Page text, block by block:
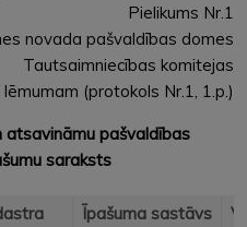
Pielikums Nr.1
novada pašvaldības domes
Tautsaimniecības komitejas
(protokols Nr.1, 1.p.)
atsavināmu pašvaldības
saraksts
Īpašuma sastāvs